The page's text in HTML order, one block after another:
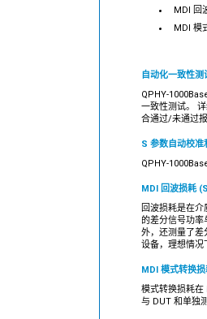
MDI 回
MDI 模
自动化一致性测
QPHY-
一致性测试。
合通过/未通过报
S 参数自动校准
QPHY-
MDI 回波损耗
回波损耗是在
的差分信号功
外，还测量了差
设备，理想情况
MDI 模式转换
模式转换损耗在
与 DUT 和单独